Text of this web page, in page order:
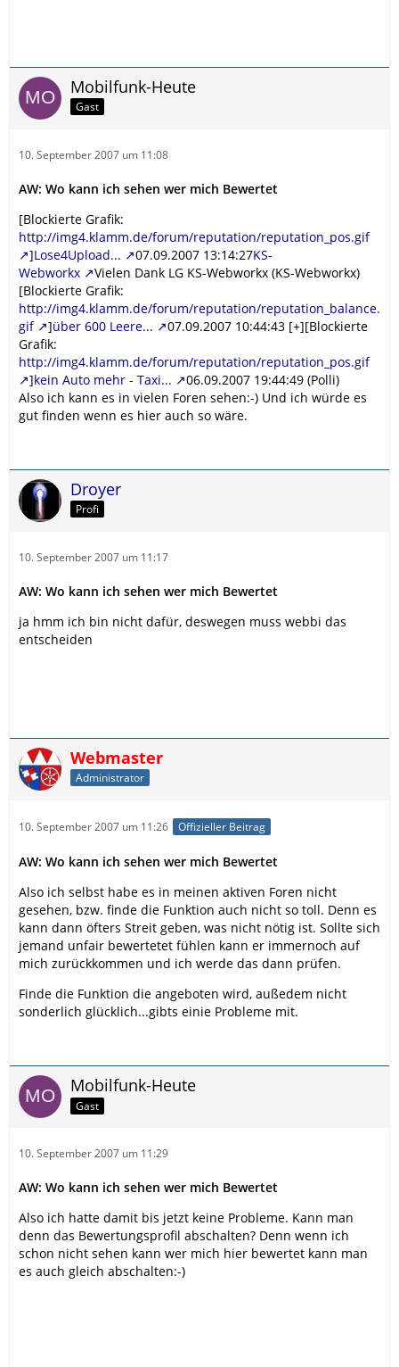
Mobilfunk-Heute
Gast
10. September 2007 um 11:08
AW: Wo kann ich sehen wer mich Bewertet
[Blockierte Grafik:
http://img4.klamm.de/forum/reputation/reputation_pos.gif
]Lose4Upload... 07.09.2007 13:14:27KS-
Webworkx
Vielen Dank LG KS-Webworkx (KS-Webworkx)
[Blockierte Grafik:
http://img4.klamm.de/forum/reputation/reputation_balance.
gif
]über 600 Leere...
07.09.2007 10:44:43 [+][Blockierte
Grafik:
http://img4.klamm.de/forum/reputation/reputation_pos.gif
]kein Auto mehr - Taxi...
06.09.2007 19:44:49 (Polli)
Also ich kann es in vielen Foren sehen:-) Und ich würde es
gut finden wenn es hier auch so wäre.
Droyer
Profi
10. September 2007 um 11:17
AW: Wo kann ich sehen wer mich Bewertet
ja hmm ich bin nicht dafür, deswegen muss webbi das
entscheiden
Webmaster
Administrator
10. September 2007 um 11:26 Offizieller Beitrag
AW: Wo kann ich sehen wer mich Bewertet
Also ich selbst habe es in meinen aktiven Foren nicht
gesehen, bzw. finde die Funktion auch nicht so toll. Denn es
kann dann öfters Streit geben, was nicht nötig ist. Sollte sich
jemand unfair bewertetet fühlen kann er immernoch auf
mich zurückkommen und ich werde das dann prüfen.
Finde die Funktion die angeboten wird, außedem nicht
sonderlich glücklich...gibts einie Probleme mit.
Mobilfunk-Heute
Gast
10. September 2007 um 11:29
AW: Wo kann ich sehen wer mich Bewertet
Also ich hatte damit bis jetzt keine Probleme. Kann man
denn das Bewertungsprofil abschalten? Denn wenn ich
schon nicht sehen kann wer mich hier bewertet kann man
es auch gleich abschalten:-)